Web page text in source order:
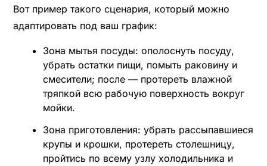
Вот пример такого сценария, который можно
адаптировать под ваш график:
Зона мытья посуды: ополоснуть посуду,
убрать остатки пищи, помыть раковину и
смесители; после — протереть влажной
тряпкой всю рабочую поверхность вокруг
мойки.
Зона приготовления: убрать рассыпавшиеся
крупы и крошки, протереть столешницу,
пройтись по всему узлу холодильника и